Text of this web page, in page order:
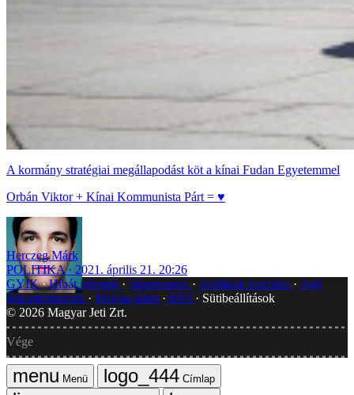
A kormány stratégiai megállapodást köt a kínai Fudan Egyetemmel
Orbán Viktor + Kínai Kommunista Párt = ♥️
Herczeg Márk
POLITIKA
2021. április 21. 20:26
GYIK Hibát jelentek Impresszum Javítások kezelése
Jogi
dokumentumok
Médiaajánlat RSS
Sütibeállítások
© 2026 Magyar Jeti Zrt.
Vége
Menü
Címlap